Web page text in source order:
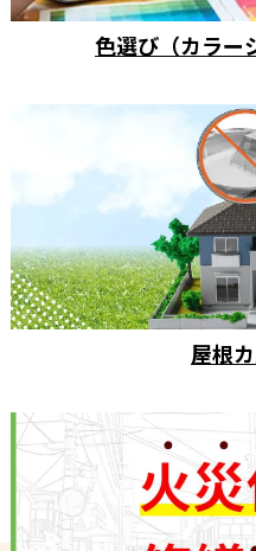
色選び（カラー
屋根